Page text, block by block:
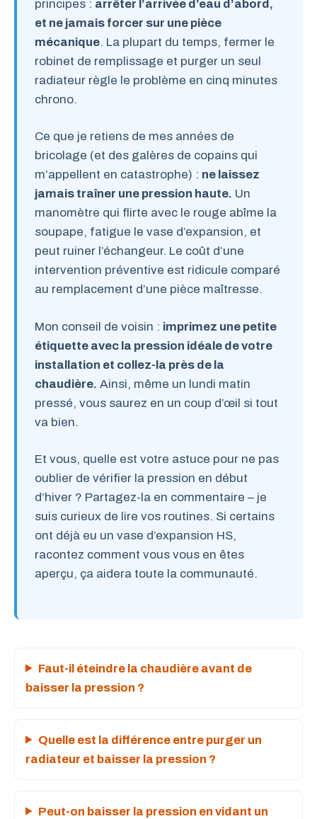
principes : arrêter l’arrivée d’eau d’abord,
et ne jamais forcer sur une pièce
mécanique. La plupart du temps, fermer le
robinet de remplissage et purger un seul
radiateur règle le problème en cinq minutes
chrono.
Ce que je retiens de mes années de
bricolage (et des galères de copains qui
m’appellent en catastrophe) : ne laissez
jamais traîner une pression haute. Un
manomètre qui flirte avec le rouge abîme la
soupape, fatigue le vase d’expansion, et
peut ruiner l’échangeur. Le coût d’une
intervention préventive est ridicule comparé
au remplacement d’une pièce maîtresse.
Mon conseil de voisin : imprimez une petite
étiquette avec la pression idéale de votre
installation et collez-la près de la
chaudière. Ainsi, même un lundi matin
pressé, vous saurez en un coup d’œil si tout
va bien.
Et vous, quelle est votre astuce pour ne pas
oublier de vérifier la pression en début
d’hiver ? Partagez-la en commentaire – je
suis curieux de lire vos routines. Si certains
ont déjà eu un vase d’expansion HS,
racontez comment vous vous en êtes
aperçu, ça aidera toute la communauté.
Faut-il éteindre la chaudière avant de
baisser la pression ?
Quelle est la différence entre purger un
radiateur et baisser la pression ?
Peut-on baisser la pression en vidant un